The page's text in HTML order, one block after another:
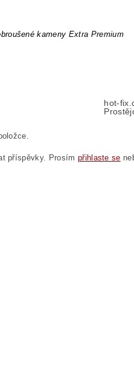
kameny Extra Premium
hot-
příspěvky. Prosím přihlaste se